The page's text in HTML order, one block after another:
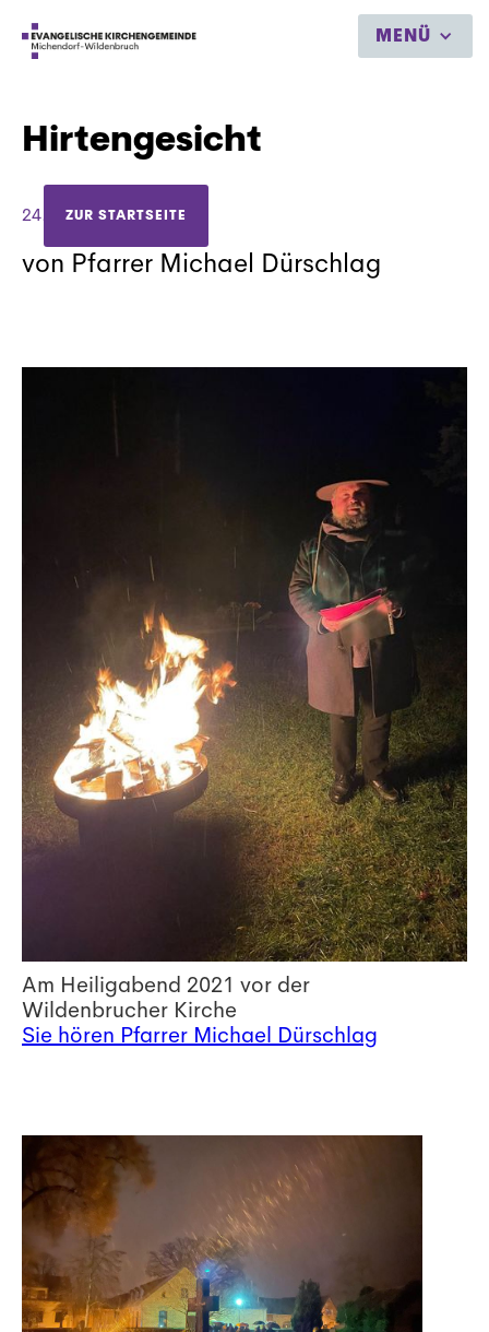
MENÜ
ZUR STARTSEITE
Hirtengesicht
24.12.2021
von Pfarrer Michael Dürschlag
Am Heiligabend 2021 vor der
Wildenbrucher Kirche
Sie hören Pfarrer Michael Dürschlag